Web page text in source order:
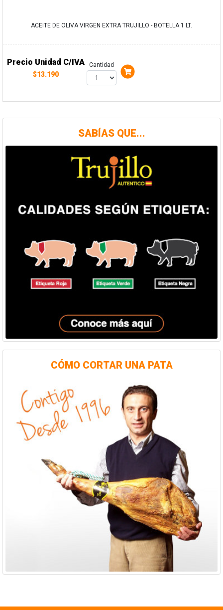
ACEITE DE OLIVA VIRGEN EXTRA TRUJILLO - BOTELLA 1 LT.
Precio Unidad C/IVA
$13.190
Cantidad
SABÍAS QUE...
CÓMO CORTAR UNA PATA